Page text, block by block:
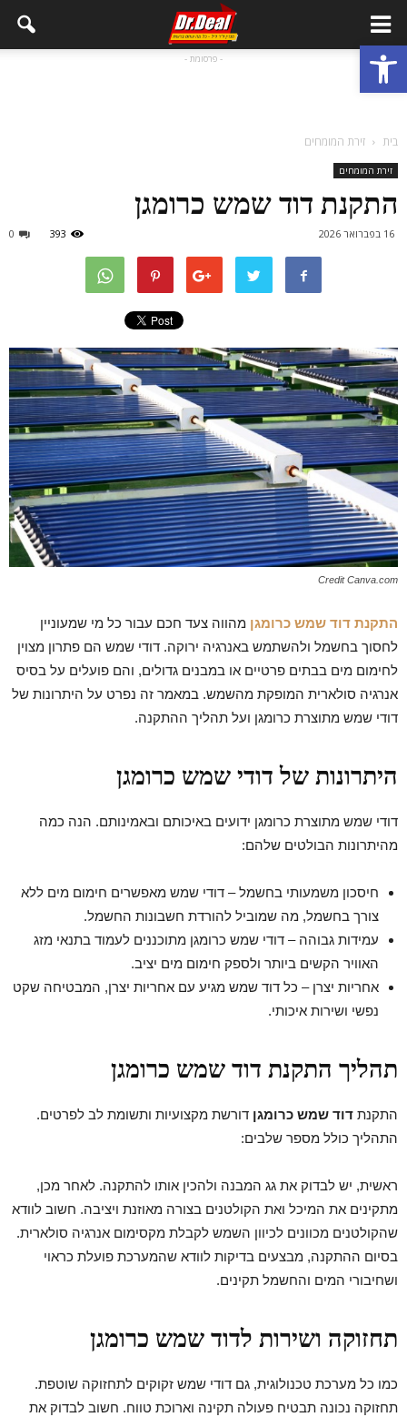
פתח סרגל נגישות - פרסומת -
בית זירת המומחים
זירת המומחים
התקנת דוד שמש כרומגן
16 בפברואר 2026 0 393
Credit Canva.com
התקנת דוד שמש כרומגן מהווה צעד חכם עבור כל מי שמעוניין
לחסוך בחשמל ולהשתמש באנרגיה ירוקה. דודי שמש הם פתרון מצוין
לחימום מים בבתים פרטיים או במבנים גדולים, והם פועלים על בסיס
אנרגיה סולארית המופקת מהשמש. במאמר זה נפרט על היתרונות של
דודי שמש מתוצרת כרומגן ועל תהליך ההתקנה.
היתרונות של דודי שמש כרומגן
דודי שמש מתוצרת כרומגן ידועים באיכותם ובאמינותם. הנה כמה
מהיתרונות הבולטים שלהם:
חיסכון משמעותי בחשמל – דודי שמש מאפשרים חימום מים ללא
צורך בחשמל, מה שמוביל להורדת חשבונות החשמל.
עמידות גבוהה – דודי שמש כרומגן מתוכננים לעמוד בתנאי מזג
האוויר הקשים ביותר ולספק חימום מים יציב.
אחריות יצרן – כל דוד שמש מגיע עם אחריות יצרן, המבטיחה שקט
נפשי ושירות איכותי.
תהליך התקנת דוד שמש כרומגן
התקנת דוד שמש כרומגן דורשת מקצועיות ותשומת לב לפרטים.
התהליך כולל מספר שלבים:
ראשית, יש לבדוק את גג המבנה ולהכין אותו להתקנה. לאחר מכן,
מתקינים את המיכל ואת הקולטנים בצורה מאוזנת ויציבה. חשוב לוודא
שהקולטנים מכוונים לכיוון השמש לקבלת מקסימום אנרגיה סולארית.
בסיום ההתקנה, מבצעים בדיקות לוודא שהמערכת פועלת כראוי
ושחיבורי המים והחשמל תקינים.
תחזוקה ושירות לדוד שמש כרומגן
כמו כל מערכת טכנולוגית, גם דודי שמש זקוקים לתחזוקה שוטפת.
תחזוקה נכונה תבטיח פעולה תקינה וארוכת טווח. חשוב לבדוק את